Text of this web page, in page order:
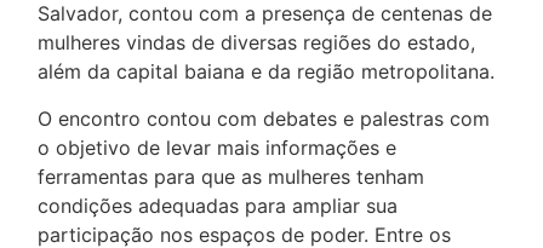
Salvador, contou com a presença de centenas de
mulheres vindas de diversas regiões do estado,
além da capital baiana e da região metropolitana.
O encontro contou com debates e palestras com
o objetivo de levar mais informações e
ferramentas para que as mulheres tenham
condições adequadas para ampliar sua
participação nos espaços de poder. Entre os